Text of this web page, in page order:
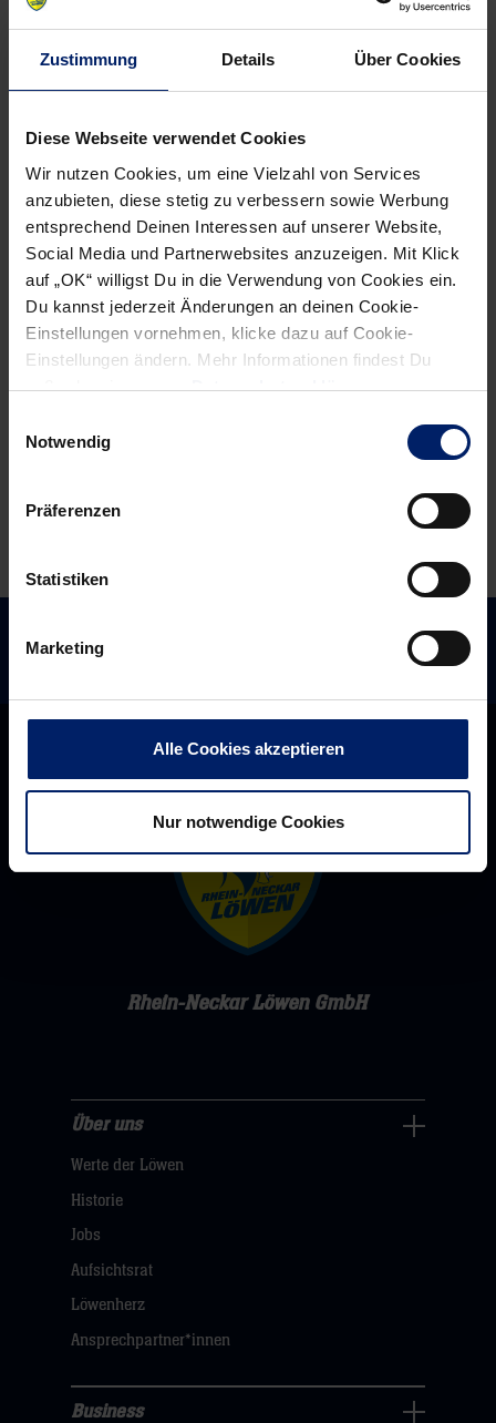
Zustimmung Details Über Cookies
Diese Webseite verwendet Cookies
Wir nutzen Cookies, um eine Vielzahl von Services
anzubieten, diese stetig zu verbessern sowie Werbung
entsprechend Deinen Interessen auf unserer Website,
Social Media und Partnerwebsites anzuzeigen. Mit Klick
auf „OK“ willigst Du in die Verwendung von Cookies ein.
Du kannst jederzeit Änderungen an deinen Cookie-
Einstellungen vornehmen, klicke dazu auf Cookie-
Einstellungen ändern. Mehr Informationen findest Du
außerdem in unsererDatenschutzerklärung.
Notwendig
Präferenzen
Statistiken
Marketing
Alle Cookies akzeptieren
Nur notwendige Cookies
informiert werden willst, kannst du den Rhein-Neckar Löwen
Newsletterhier abonnieren.
Post
previous
News:
Der
Kapitän
gibt
sein
Comeback
Alle News anzeigen
newst
News:
Löwen
beim
alten
und
neuen
Rhein-Neckar Löwen GmbH
uns
Navigation
öffnen,
hier
Über uns
Werte der Löwen
Historie
Jobs
Aufsichtsrat
Löwenherz
Ansprechpartner*innen
Business